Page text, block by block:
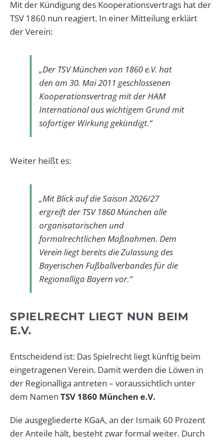
Mit der Kündigung des Kooperationsvertrags hat der
TSV 1860 nun reagiert. In einer Mitteilung erklärt
der Verein:
„Der TSV München von 1860 e.V. hat
den am 30. Mai 2011 geschlossenen
Kooperationsvertrag mit der HAM
International aus wichtigem Grund mit
sofortiger Wirkung gekündigt.“
Weiter heißt es:
„Mit Blick auf die Saison 2026/27
ergreift der TSV 1860 München alle
organisatorischen und
formalrechtlichen Maßnahmen. Dem
Verein liegt bereits die Zulassung des
Bayerischen Fußballverbandes für die
Regionalliga Bayern vor.“
SPIELRECHT LIEGT NUN BEIM
E.V.
Entscheidend ist: Das Spielrecht liegt künftig beim
eingetragenen Verein. Damit werden die Löwen in
der Regionalliga antreten – voraussichtlich unter
dem Namen TSV 1860 München e.V.
Die ausgegliederte KGaA, an der Ismaik 60 Prozent
der Anteile hält, besteht zwar formal weiter. Durch